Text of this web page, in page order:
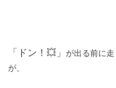
「ドン！💥」
が出る前に
が、